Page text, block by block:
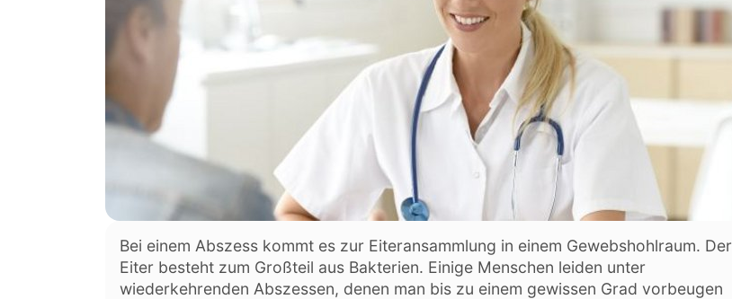
Bei einem Abszess kommt es zur Eiteransammlung in einem Gewebshohlraum. Der
Eiter besteht zum Großteil aus Bakterien. Einige Menschen leiden unter
wiederkehrenden Abszessen, denen man bis zu einem gewissen Grad vorbeugen